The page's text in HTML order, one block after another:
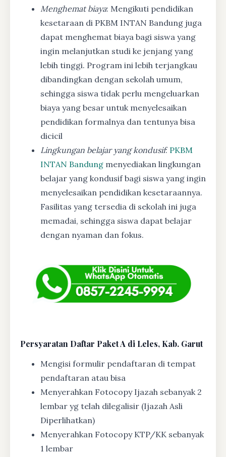
Menghemat biaya: Mengikuti pendidikan
kesetaraan di PKBM INTAN Bandung juga
dapat menghemat biaya bagi siswa yang
ingin melanjutkan studi ke jenjang yang
lebih tinggi. Program ini lebih terjangkau
dibandingkan dengan sekolah umum,
sehingga siswa tidak perlu mengeluarkan
biaya yang besar untuk menyelesaikan
pendidikan formalnya dan tentunya bisa
dicicil
Lingkungan belajar yang kondusif: PKBM
INTAN Bandung menyediakan lingkungan
belajar yang kondusif bagi siswa yang ingin
menyelesaikan pendidikan kesetaraannya.
Fasilitas yang tersedia di sekolah ini juga
memadai, sehingga siswa dapat belajar
dengan nyaman dan fokus.
Persyaratan Daftar Paket A di Leles, Kab. Garut
Mengisi formulir pendaftaran di tempat
pendaftaran atau bisa
Menyerahkan Fotocopy Ijazah sebanyak 2
lembar yg telah dilegalisir (Ijazah Asli
Diperlihatkan)
Menyerahkan Fotocopy KTP/KK sebanyak
1 lembar